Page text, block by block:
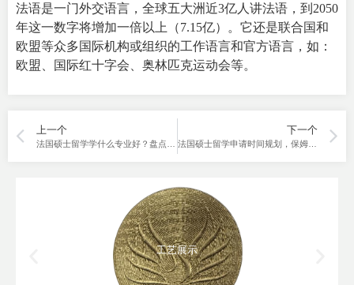
法语是一门外交语言，全球五大洲近3亿人讲法语，到2050
年这一数字将增加一倍以上
（7.15亿）。它还是联合国和
欧盟等众多国际机构或组织的工作语言和官方语言，如：
欧盟、国际红十字会、奥林匹克运动会等。
上一个 下一个
法国硕士留学申请时间规划，保姆级教程！
工艺展示